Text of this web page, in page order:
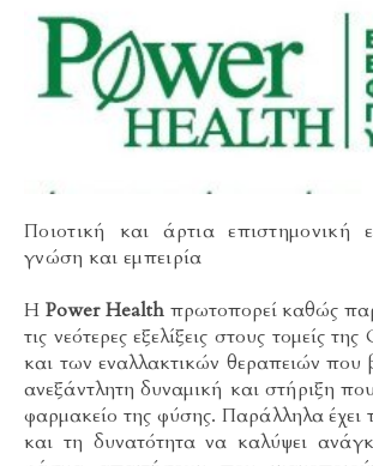
Ποιοτική και άρτια επιστημονική
γνώση και εμπειρία
Η Power Healthπρωτοπορεί καθώς
τις νεότερες εξελίξεις στους τομείς
και των εναλλακτικών θεραπειών που
ανεξάντλητη δυναμική και στήριξη
φαρμακείο της φύσης. Παράλληλα έχει
και τη δυνατότητα να καλύψει